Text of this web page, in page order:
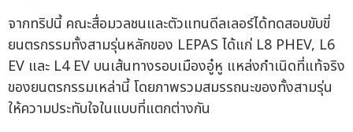
จากทริปนี้ คณะสื่อมวลชนและตัวแทนดีลเลอร์ได้ทดสอบขับขี่
ยนตรกรรมทั้งสามรุ่นหลักของ LEPAS ได้แก่ L8 PHEV, L6
EV และ L4 EV บนเส้นทางรอบเมืองอู๋หู แหล่งกำเนิดที่แท้จริง
ของยนตรกรรมเหล่านี้ โดยภาพรวมสมรรถนะของทั้งสามรุ่น
ให้ความประทับใจในแบบที่แตกต่างกัน